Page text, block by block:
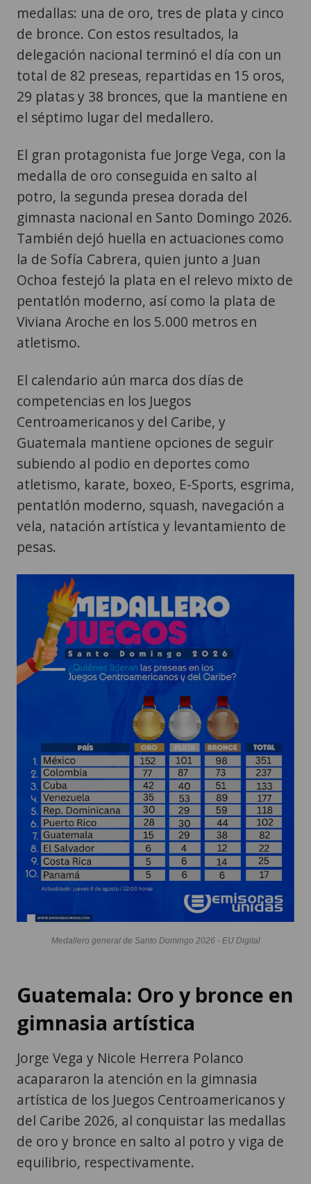
medallas: una de oro, tres de plata y cinco
de bronce. Con estos resultados, la
delegación nacional terminó el día con un
total de 82 preseas, repartidas en 15 oros,
29 platas y 38 bronces, que la mantiene en
el séptimo lugar del medallero.
El gran protagonista fue Jorge Vega, con la
medalla de oro conseguida en salto al
potro, la segunda presea dorada del
gimnasta nacional en Santo Domingo 2026.
También dejó huella en actuaciones como
la de Sofía Cabrera, quien junto a Juan
Ochoa festejó la plata en el relevo mixto de
pentatlón moderno, así como la plata de
Viviana Aroche en los 5.000 metros en
atletismo.
El calendario aún marca dos días de
competencias en los Juegos
Centroamericanos y del Caribe, y
Guatemala mantiene opciones de seguir
subiendo al podio en deportes como
atletismo, karate, boxeo, E-Sports, esgrima,
pentatlón moderno, squash, navegación a
vela, natación artística y levantamiento de
pesas.
Medallero general de Santo Domingo 2026 - EU Digital
Guatemala: Oro y bronce en
gimnasia artística
Jorge Vega y Nicole Herrera Polanco
acapararon la atención en la gimnasia
artística de los Juegos Centroamericanos y
del Caribe 2026, al conquistar las medallas
de oro y bronce en salto al potro y viga de
equilibrio, respectivamente.